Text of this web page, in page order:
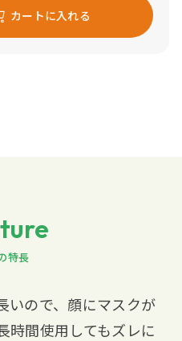
カートに入れる
特長
いので、顔にマスクが
時間使用してもズレに